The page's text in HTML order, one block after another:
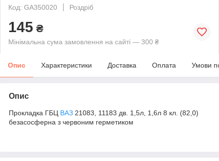
Код: GA350020
Роздріб
145 ₴
Мінімальна сума замовлення на сайті — 300 ₴
Опис Характеристики Доставка Оплата Умови
Опис
Прокладка ГБЦ ВАЗ 21083, 11183 дв. 1,5л, 1,6л 8 кл. (82,0)
безасосферна з червоним герметиком